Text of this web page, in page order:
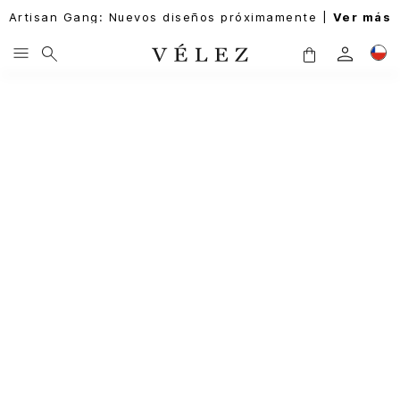
Artisan Gang: Nuevos diseños próximamente | Ver más